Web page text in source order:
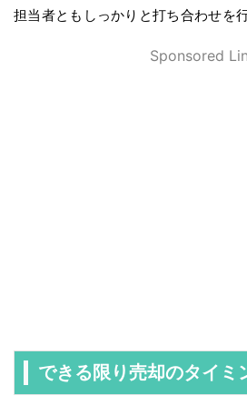
担当者ともしっかりと打ち合わせを
Sponsored
できる限り売却のタイミ